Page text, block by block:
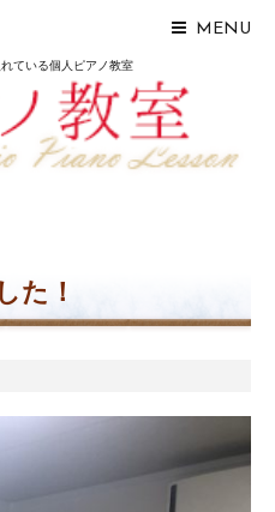
MENU
ている個人ピアノ教室
た！